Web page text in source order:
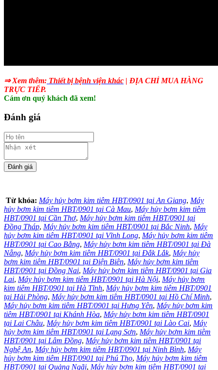
⇒ Xem thêm: Thiết bị bệnh viện khác | ĐỊA CHỈ MUA HÀNG
TRỰC TIẾP.
Cám ơn quý khách đã xem!
Đánh giá
Từ khóa: Máy hủy bơm kim tiêm HBT/0901 tại An Giang, Máy
hủy bơm kim tiêm HBT/0901 tại Cà Mau, Máy hủy bơm kim tiêm
HBT/0901 tại Cần Thơ, Máy hủy bơm kim tiêm HBT/0901 tại
Đồng Tháp, Máy hủy bơm kim tiêm HBT/0901 tại Bắc Ninh, Máy
hủy bơm kim tiêm HBT/0901 tại Vĩnh Long, Máy hủy bơm kim tiêm
HBT/0901 tại Cao Bằng, Máy hủy bơm kim tiêm HBT/0901 tại Đà
Nẵng, Máy hủy bơm kim tiêm HBT/0901 tại Đắk Lắk, Máy hủy
bơm kim tiêm HBT/0901 tại Điện Biên, Máy hủy bơm kim tiêm
HBT/0901 tại Đồng Nai, Máy hủy bơm kim tiêm HBT/0901 tại Gia
Lai, Máy hủy bơm kim tiêm HBT/0901 tại Hà Nội, Máy hủy bơm
kim tiêm HBT/0901 tại Hà Tĩnh, Máy hủy bơm kim tiêm HBT/0901
tại Hải Phòng, Máy hủy bơm kim tiêm HBT/0901 tại Hồ Chí Minh,
Máy hủy bơm kim tiêm HBT/0901 tại Hưng Yên, Máy hủy bơm kim
tiêm HBT/0901 tại Khánh Hòa, Máy hủy bơm kim tiêm HBT/0901
tại Lai Châu, Máy hủy bơm kim tiêm HBT/0901 tại Lào Cai, Máy
hủy bơm kim tiêm HBT/0901 tại Lạng Sơn, Máy hủy bơm kim tiêm
HBT/0901 tại Lâm Đồng, Máy hủy bơm kim tiêm HBT/0901 tại
Nghệ An, Máy hủy bơm kim tiêm HBT/0901 tại Ninh Bình, Máy
hủy bơm kim tiêm HBT/0901 tại Phú Thọ, Máy hủy bơm kim tiêm
HBT/0901 tại Quảng Ngãi, Máy hủy bơm kim tiêm HBT/0901 tại